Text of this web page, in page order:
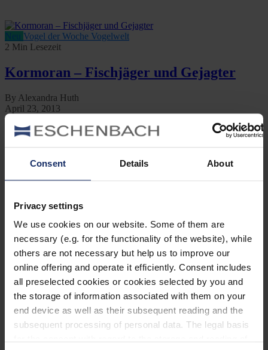
Consent Details About
Privacy settings
We use cookies on our website. Some of them are
necessary (e.g. for the functionality of the website), while
others are not necessary but help us to improve our
online offering and operate it efficiently. Consent includes
all preselected cookies or cookies selected by you and
the storage of information associated with them on your
end device as well as their subsequent reading and the
subsequent processing of personal data. The legal basis
Vogel der Woche Vogelwelt
2 Min Lesezeit
Kormoran – Fischjäger und Gejagter
By Alexandra Huth
April 23, 2013
Jetzt lesen
Kategorien
Ausrüstung
Naturwelt
Reisen
Tier des Monats
Vogel der Woche
Vogel des Jahres
Vogelwelt
Neueste Beiträge
Können Vögel träumen?
Wer schon einmal einen schlafenden Hund mit zuckenden Pfoten
oder einen Vogel mit geschlossenen Augen beobachtet hat, hat sich
vielleicht gefragt: Träumen Tiere eigentlich?